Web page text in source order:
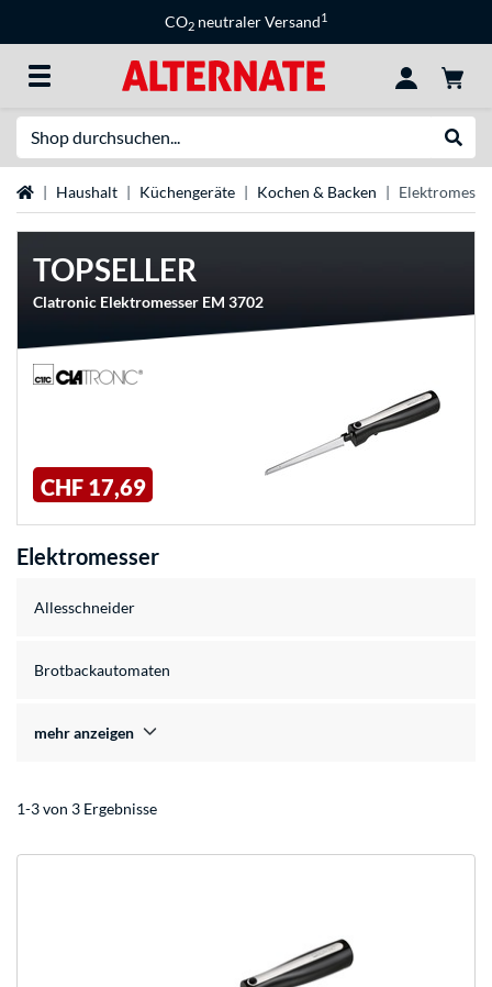
CO2 neutraler Versand1
StartseiteHaushalt Küchengeräte Kochen & Backen
TOPSELLER
Clatronic Elektromesser EM 3702
CHF 17,69
Elektromesser
Allesschneider
Brotbackautomaten
mehr anzeigen
1-3 von 3 Ergebnisse